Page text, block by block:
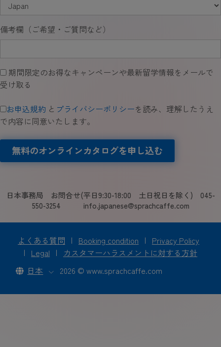
備考欄（ご希望・ご質問など）
受け取る
お申込規約 と プライバシーポリシーを読み、理解したうえ
で内容に同意いたします。
無料のオンラインカタログを申し込む
日本事務局 お問合せ(平日9:30-18:00 土日祝日を除く) 045-
550-3254 info.japanese@sprachcaffe.com
よくある質問 | Booking condition | Privacy Policy
| Legal |
カスタマーハラスメントに対する方針
日本
2026 © www.sprachcaffe.com